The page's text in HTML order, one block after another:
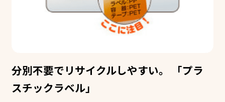
分別不要でリサイクルしやすい。
「プラ
スチックラベル」